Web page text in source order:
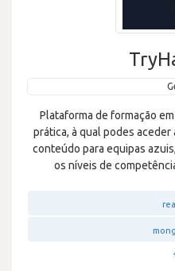
Plataforma de formação
prática, à qual podes
conteúdo para equipas
os níveis de